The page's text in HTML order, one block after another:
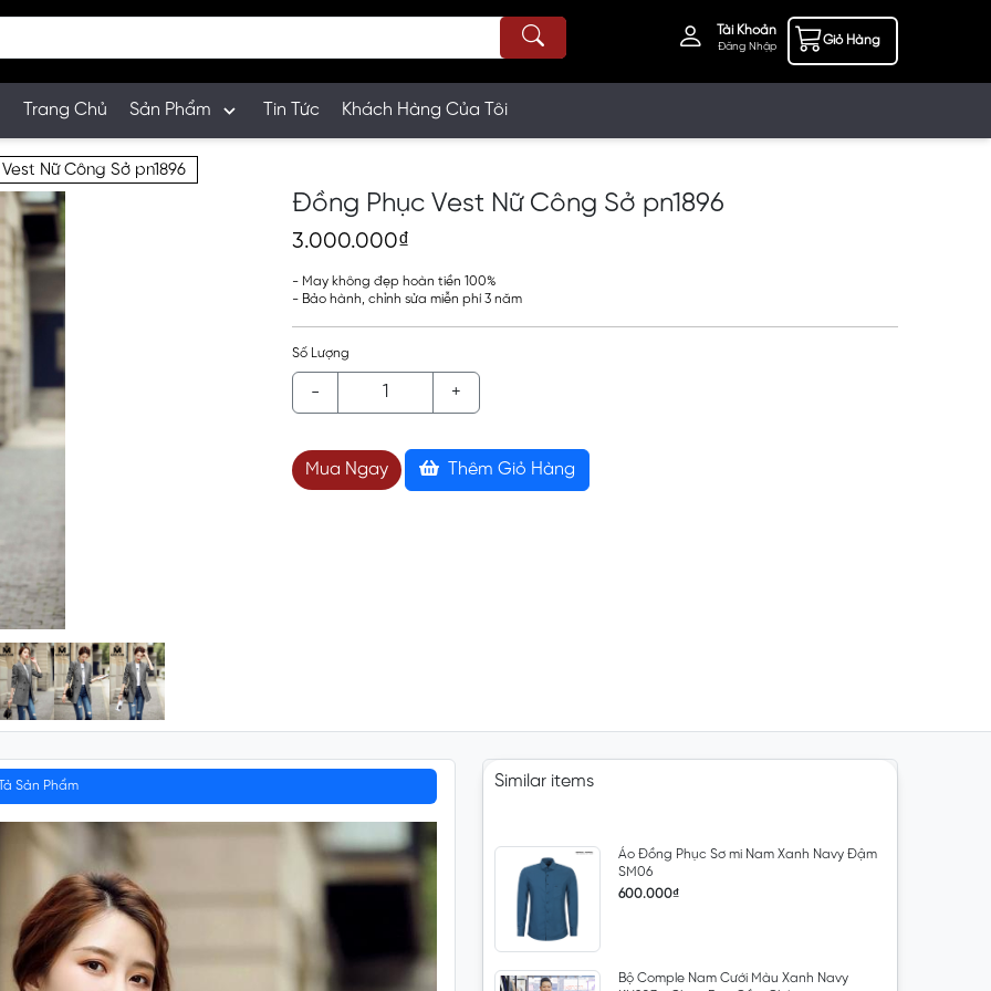
Tài Khoản
Đăng Nhập Giỏ Hàng
Trang Chủ Sản Phẩm Tin Tức Khách Hàng Của Tôi
Nữ Công Sở pn1896
Đồng Phục Vest Nữ Công Sở pn1896
3.000.000₫
- May không đẹp hoàn tiền 100%
- Bảo hành, chỉnh sửa miễn phí 3 năm
Số Lượng
- +
Mua Ngay Thêm Giỏ Hàng
Sản Phẩm Similar items
Áo Đồng Phục Sơ mi Nam Xanh Navy Đậm
SM06
600.000₫
Bộ Comple Nam Cưới Màu Xanh Navy